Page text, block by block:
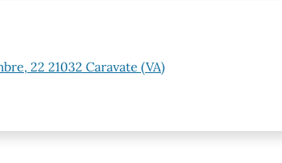
22 21032 Caravate (VA)